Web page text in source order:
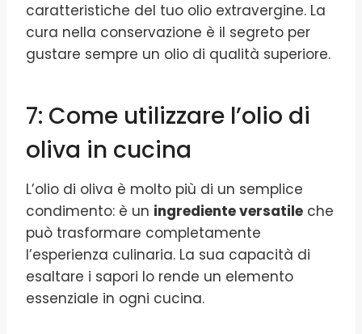
caratteristiche del tuo olio extravergine. La
cura nella conservazione è il segreto per
gustare sempre un olio di qualità superiore.
7: Come utilizzare l’olio di
oliva in cucina
L’olio di oliva è molto più di un semplice
condimento: è un ingrediente versatile che
può trasformare completamente
l’esperienza culinaria. La sua capacità di
esaltare i sapori lo rende un elemento
essenziale in ogni cucina.